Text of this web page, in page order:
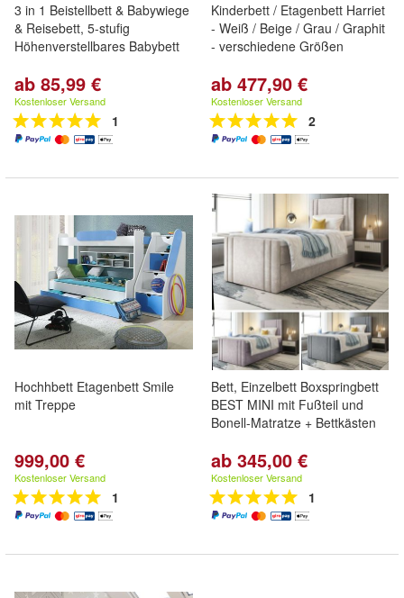
3 in 1 Beistellbett & Babywiege
& Reisebett, 5-stufig
Höhenverstellbares Babybett
ab 85,99 €
Kostenloser Versand
1
Kinderbett / Etagenbett Harriet
- Weiß / Beige / Grau / Graphit
- verschiedene Größen
ab 477,90 €
Kostenloser Versand
2
Hochhbett Etagenbett Smile
mit Treppe
999,00 €
Kostenloser Versand
1
Bett, Einzelbett Boxspringbett
BEST MINI mit Fußteil und
Bonell-Matratze + Bettkästen
ab 345,00 €
Kostenloser Versand
1